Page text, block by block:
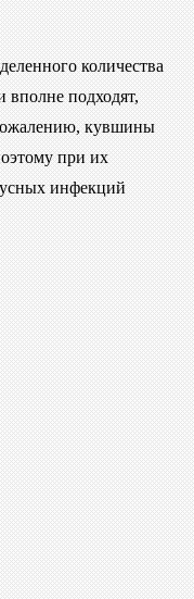
количества
вполне подходят,
кувшины
при их
инфекций